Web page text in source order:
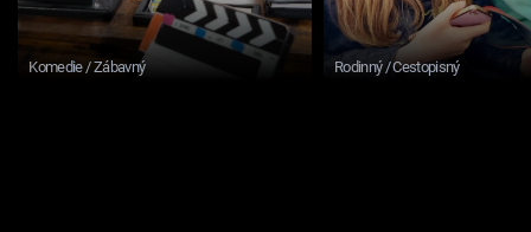
Komedie / Zábavný Rodinný / Cestopisný